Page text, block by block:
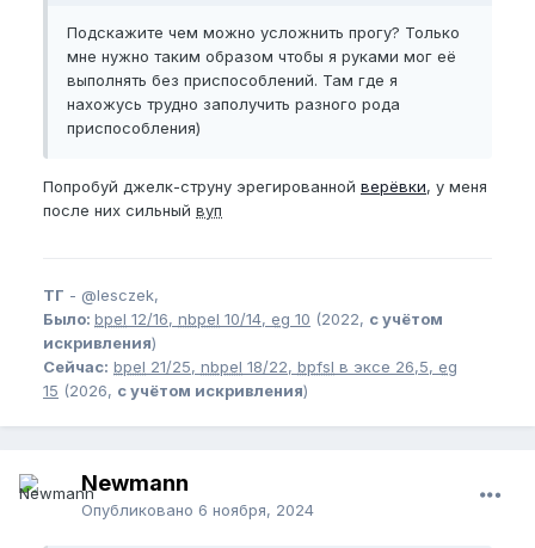
Подскажите чем можно усложнить прогу? Только
мне нужно таким образом чтобы я руками мог её
выполнять без приспособлений. Там где я
нахожусь трудно заполучить разного рода
приспособления)
Попробуй джелк-струну эрегированной верёвки, у меня
после них сильный вуп
ТГ - @lesczek,
Было: bpel 12/16, nbpel 10/14, eg 10 (2022, с учётом
искривления)
Сейчас: bpel 21/25, nbpel 18/22, bpfsl в эксе 26,5, eg
15 (2026, с учётом искривления)
Newmann
Опубликовано 6 ноября, 2024